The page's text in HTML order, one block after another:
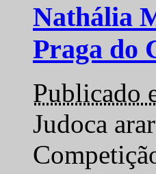
Nathália
Praga do
Publicado
Judoca